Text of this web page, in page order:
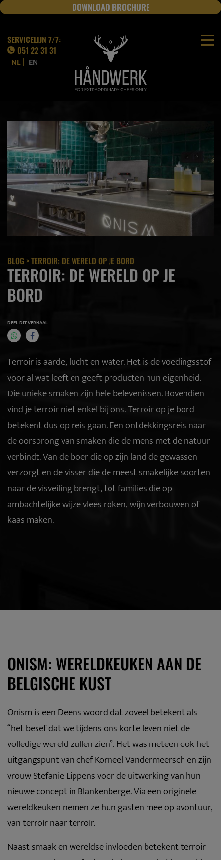
NL | EN
JOBS
DOWNLOAD BROCHURE
SERVICELIJN 7/7:
051 22 31 31
BLOG > TERROIR: DE WERELD OP JE BORD
TERROIR: DE WERELD OP JE
BORD
DEEL DIT VERHAAL
Terroir is aarde, lucht en water. Het is de voedingsstof
voor al wat leeft en geeft producten hun eigenheid.
Die unieke smaken zijn hele belevenissen. Bovendien
vind je terroir niet enkel bij ons. Terroir op je bord
betekent dus op reis gaan. Een ontdekkingsreis naar
de oorsprong van smaken die de mens met de natuur
verbindt. Van de boer die op zijn land de gewassen
verzorgt en de visser die de meest smakelijke soorten
naar de visveiling brengt, tot families die op
ambachtelijke wijze vlees roken, wijn verbouwen of
kaas maken.
ONISM: WERELDKEUKEN AAN DE
BELGISCHE KUST
Onism is een Deens woord dat zoveel betekent als
“het besef dat we tijdens ons korte leven niet de
volledige wereld zullen zien”. Het was meteen ook het
uitgangspunt van chef Korneel Vandermeersch en zijn
vrouw Stefanie Lippens voor de uitwerking van hun
nieuwe concept in Blankenberge. Via een originele
wereldkeuken nemen ze hun gasten mee op avontuur,
van terroir naar terroir.
Naast smaak en wereldse invloeden betekent terroir